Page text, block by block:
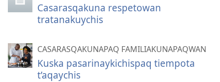
Casarasqakuna respetowan
tratanakuychis
CASARASQAKUNAPAQ FAMILIAKUNAPAQWAN
Kuska pasarinaykichispaq tiempota
t’aqaychis